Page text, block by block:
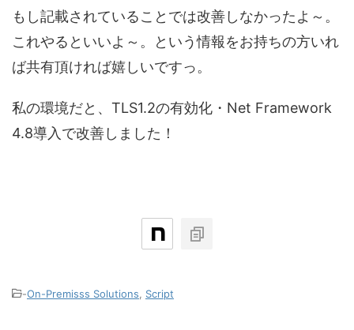
もし記載されていることでは改善しなかったよ～。
これやるといいよ～。という情報をお持ちの方いれ
ば共有頂ければ嬉しいですっ。
私の環境だと、TLS1.2の有効化・Net Framework
4.8導入で改善しました！
-On-Premisss Solutions Script